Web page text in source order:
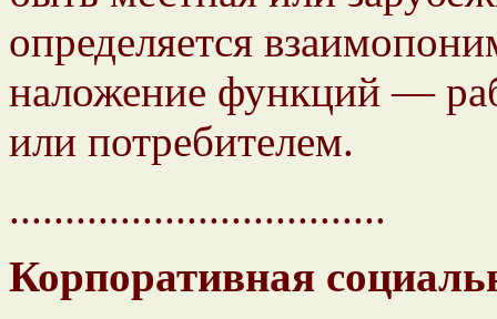
определяется
наложение функций —
или потребителем.
..................................
Корпоративная